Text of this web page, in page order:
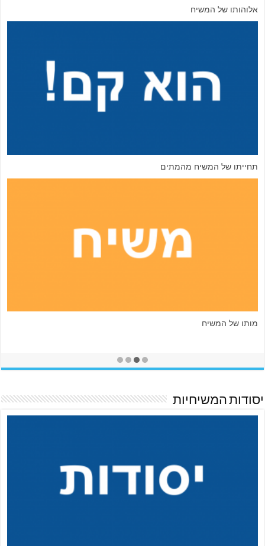
יסודות המשיחיות